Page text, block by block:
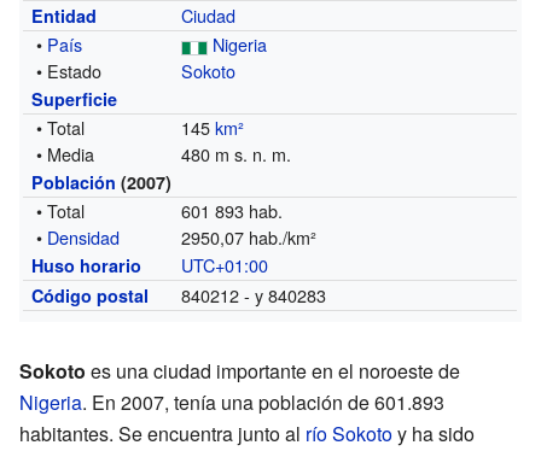
Entidad
Ciudad
• País
Nigeria
• Estado
Sokoto
Superficie
• Total 145km²
• Media
480 m s. n. m.
Población (2007)
• Total
601 893 hab.
• Densidad 2950,07 hab./km²
Huso horario UTC+01:00
Código postal 840212 - y 840283
Sokoto es una ciudad importante en el noroeste de
Nigeria. En 2007, tenía una población de 601.893
habitantes. Se encuentra junto al río Sokotoy ha sido